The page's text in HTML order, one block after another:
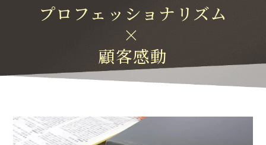
プロフェッショナリズム
×
顧客感動